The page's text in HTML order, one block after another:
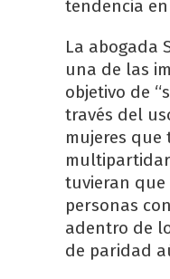
tendencia
La abogada
una de las
objetivo de
través del
mujeres
tuvieran que
personas
adentro de
de paridad